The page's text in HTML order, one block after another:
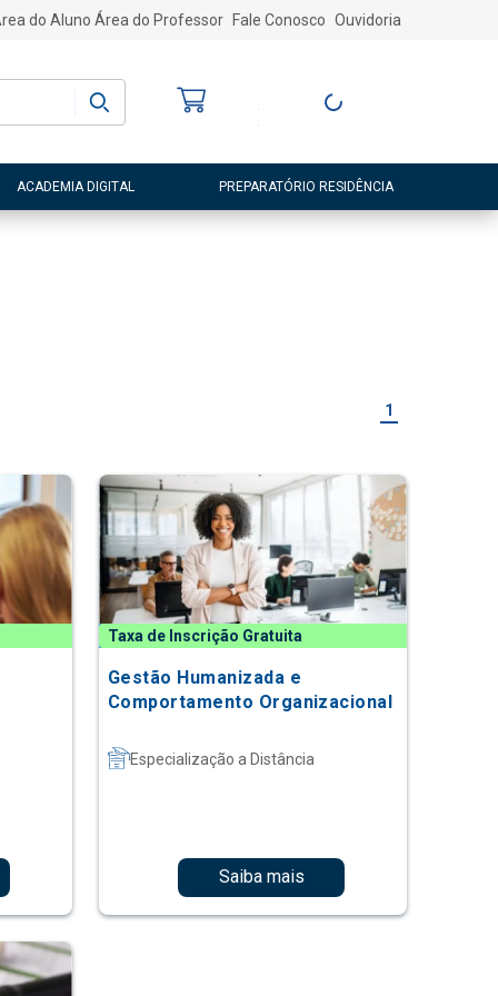
do Aluno Área do Professor Fale Conosco Ouvidoria
Entre ou Cadastre-
ACADEMIA DIGITAL PREPARATÓRIO RESIDÊNCIA
1
Taxa de Inscrição Gratuita
Gestão Humanizada e
Comportamento Organizacional
Especialização a Distância
Saiba mais